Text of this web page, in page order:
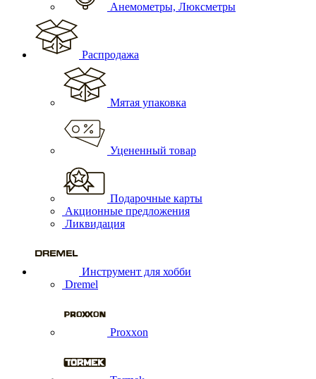
Анемометры, Люксметры
Распродажа
Мятая упаковка
Уцененный товар
Подарочные карты
Акционные предложения
Ликвидация
Инструмент для хобби
Dremel
Proxxon